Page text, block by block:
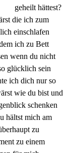
geheilt hättest?
die ich zum
einschlafen
ich zu Bett
wenn du nicht
glücklich sein
ich dich nur so
wie du bist und
schenken
hältst mich am
zu
zu einem